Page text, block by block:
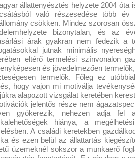
állattenyésztés helyzete 2004 óta
való részesedése több
csökken. Mindez szorosan
bizonytalan, és az
árak gyakran nem fedezik a
jutnak minimális
eltérő termelési színvonalon
és jövedelmezően
termelők. Főleg ez
hogy vajon mi motiválja
alapozott vizsgálat keretében
jelentős része nem
gyökerezik, nehezen adja fel
hiánya, a
A családi keretekben
és ezen belül az állattartás
üzemeknél sokszor a munkaerő